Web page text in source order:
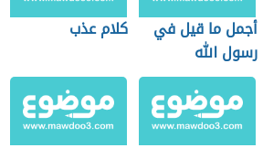
أجمل ما قيل في
رسول الله
كلام عذب